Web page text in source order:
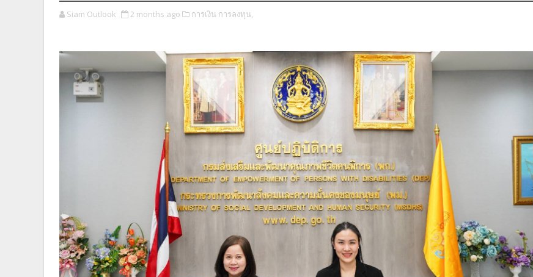
Siam Outlook 2 months ago การเงิน การลงทุน,